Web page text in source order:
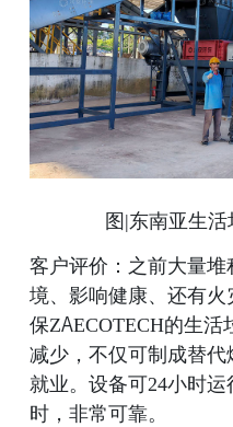
图|东南亚生
客户评价：之前大量
境、影响健康、还有
保ZAECOTECH的生
减少，不仅可制成替
就业。设备可24小时
时，非常可靠。